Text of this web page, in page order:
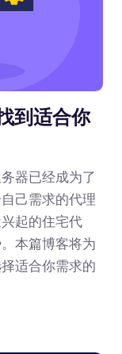
到适合你
器已经成为了
己需求的代理
起的住宅代
本篇博客将为
适合你需求的